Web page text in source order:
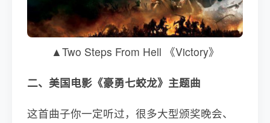
▲Two Steps From Hell 《Victory》
二、美国电影《豪勇七蛟龙》主题曲
这首曲子你一定听过，很多大型颁奖晚会、